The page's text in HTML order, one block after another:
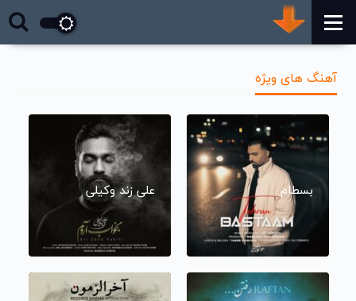
آهنگ های ویژه
بسطام علی زند وکیلی